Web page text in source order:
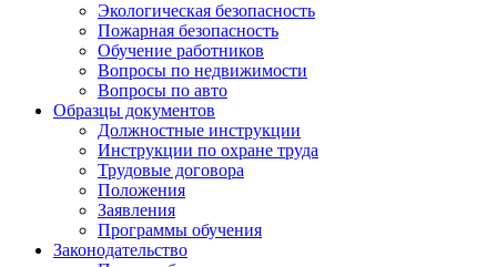
Экологическая безопасность
Пожарная безопасность
Обучение работников
Вопросы по недвижимости
Вопросы по авто
Образцы документов
Должностные инструкции
Инструкции по охране труда
Трудовые договора
Положения
Заявления
Программы обучения
Законодательство